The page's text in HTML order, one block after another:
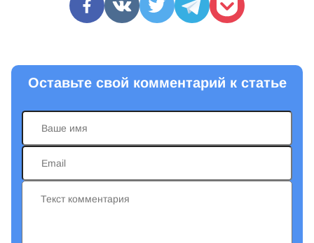
Оставьте свой комментарий к статье